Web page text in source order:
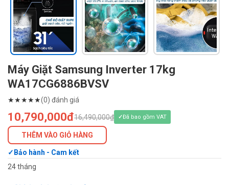
Máy Giặt Samsung Inverter 17kg
WA17CG6886BVSV
★★★★★(0) đánh giá
10,790,000đ16,490,000₫ Đã bao gồm VAT
THÊM VÀO GIỎ HÀNG
Bảo hành - Cam kết
24 tháng